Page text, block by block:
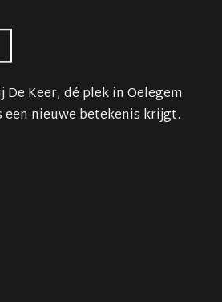
Keer, dé plek in Oelegem
nieuwe betekenis krijgt.